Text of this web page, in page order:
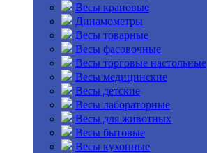
Весы крановые
Динамометры
Весы товарные
Весы фасовочные
Весы торговые настольные
Весы медицинские
Весы детские
Весы лабораторные
Весы для животных
Весы бытовые
Весы кухонные